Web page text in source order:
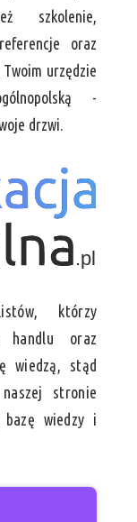
szkolenie,
oraz
urzędzie
-
drzwi.
którzy
handlu oraz
wiedzą, stąd
stronie
wiedzy i